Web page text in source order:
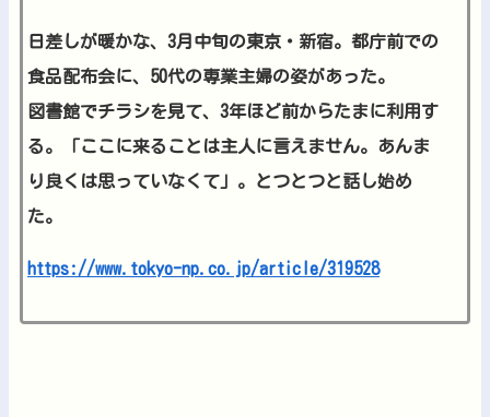
日差しが暖かな、3月中旬の東京・新宿。都庁前での
食品配布会に、50代の専業主婦の姿があった。
図書館でチラシを見て、3年ほど前からたまに利用す
る。「ここに来ることは主人に言えません。あんま
り良くは思っていなくて」。とつとつと話し始め
た。
https://www.tokyo-np.co.jp/article/319528